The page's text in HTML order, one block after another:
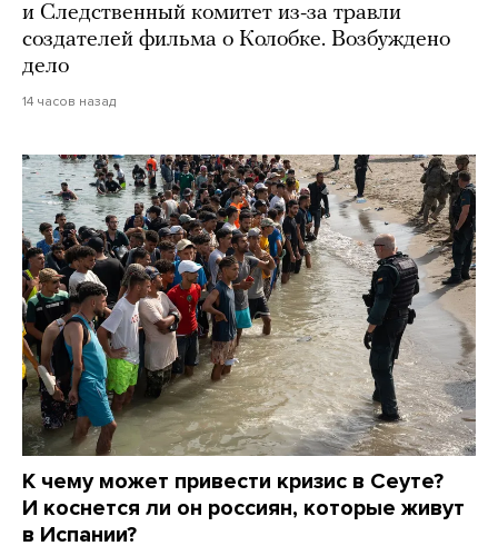
и Следственный комитет из-за травли
создателей фильма о Колобке. Возбуждено
дело
14 часов назад
К чему может привести кризис в Сеуте?
И коснется ли он россиян, которые живут
в Испании?